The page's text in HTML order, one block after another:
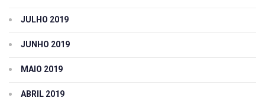
JULHO 2019
JUNHO 2019
MAIO 2019
ABRIL 2019